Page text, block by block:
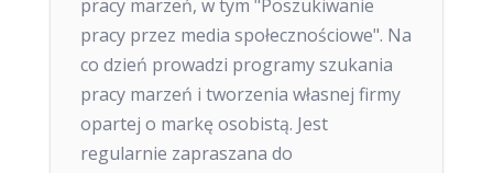
pracy marzeń, w tym "Poszukiwanie
pracy przez media społecznościowe". Na
co dzień prowadzi programy szukania
pracy marzeń i tworzenia własnej firmy
opartej o markę osobistą. Jest
regularnie zapraszana do